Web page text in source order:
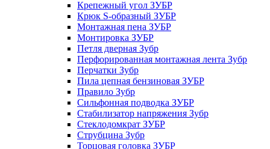
Крепежный угол ЗУБР
Крюк S-образный ЗУБР
Монтажная пена ЗУБР
Монтировка ЗУБР
Петля дверная Зубр
Перфорированная монтажная лента Зубр
Перчатки Зубр
Пила цепная бензиновая ЗУБР
Правило Зубр
Сильфонная подводка ЗУБР
Стабилизатор напряжения Зубр
Стеклодомкрат ЗУБР
Струбцина Зубр
Торцовая головка ЗУБР